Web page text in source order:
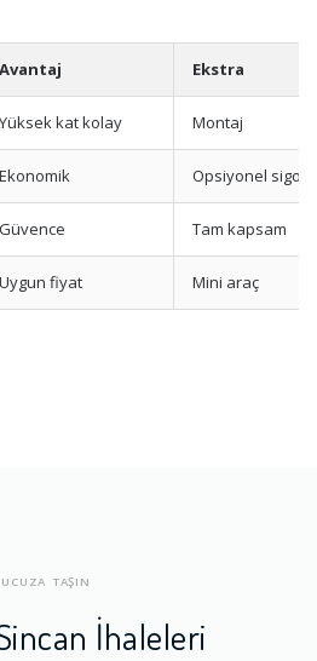
Avantaj Ekstra
Yüksek kat kolay Montaj
Ekonomik Opsiyonel
Güvence Tam kapsam
Uygun fiyat Mini araç
UCUZA TAŞIN
İhaleleri